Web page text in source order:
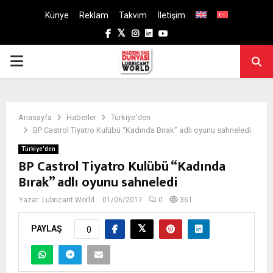
Künye Reklam Takvim
İletişim
Facebook
TwitterInstagram
LinkedinYoutube
PRIMARY
Anasayfa Haberler
Türkiye'den
BP Castrol Tiyatro Kulübü “Kadında Bırak” adlı oyunu sahneledi
Türkiye'den
BP Castrol Tiyatro Kulübü “Kadında
Bırak” adlı oyunu sahneledi
Yazar: Lubricant World 01/06/2017 0 361
PAYLAŞ 0